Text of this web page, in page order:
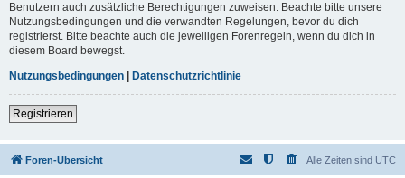
Benutzern auch zusätzliche Berechtigungen zuweisen. Beachte bitte unsere
Nutzungsbedingungen und die verwandten Regelungen, bevor du dich
registrierst. Bitte beachte auch die jeweiligen Forenregeln, wenn du dich in
diesem Board bewegst.
Nutzungsbedingungen | Datenschutzrichtlinie
Registrieren
Foren-Übersicht Alle Zeiten sind UTC